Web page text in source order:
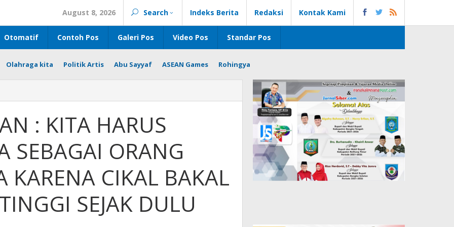
August 8, 2026 Search Indeks Berita Redaksi Kontak Kami
Otomatif Contoh Pos Galeri Pos Video Pos Standar Pos
Olahraga kita Politik Artis Abu Sayyaf ASEAN Games Rohingya
: KITA HARUS
SEBAGAI ORANG
KARENA CIKAL BAKAL
SEJAK DULU